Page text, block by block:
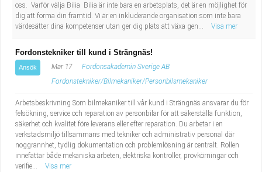
oss. Varför välja Bilia Bilia är inte bara en arbetsplats, det är en möjlighet för
dig att forma din framtid. Vi är en inkluderande organisation som inte bara
värdesätter dina kompetenser utan ger dig plats att växa gen...
Visa mer
Fordonstekniker till kund i Strängnäs!
Ansök Mar 17
Fordonsakademin Sverige AB
Fordonstekniker/Bilmekaniker/Personbilsmekaniker
Arbetsbeskrivning Som bilmekaniker till vår kund i Strängnäs ansvarar du för
felsökning, service och reparation av personbilar för att säkerställa funktion,
säkerhet och kvalitet före leverans eller efter reparation. Du arbetar i en
verkstadsmiljö tillsammans med tekniker och administrativ personal där
noggrannhet, tydlig dokumentation och problemlösning är centralt. Rollen
innefattar både mekaniska arbeten, elektriska kontroller, provkörningar och
verifie...
Visa mer